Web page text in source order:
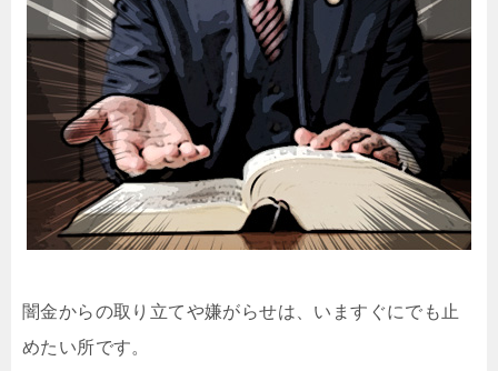
闇金からの取り立てや嫌がらせは、いますぐにでも止
めたい所です。